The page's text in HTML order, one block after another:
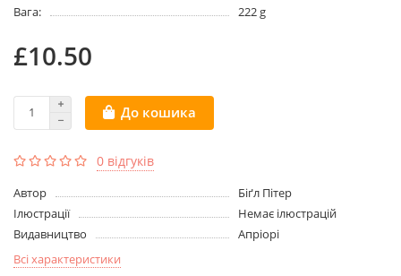
Вага:
222 g
£10.50
До кошика
0 відгуків
Aвтор
Біґл Пітер
Ілюстрації
Немає ілюстрацій
Видавництво
Апріорі
Всі характеристики